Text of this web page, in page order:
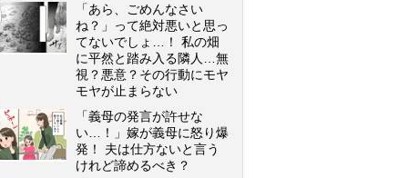
「あら、ごめんなさい
ね？」って絶対悪いと思っ
てないでしょ…！ 私の畑
に平然と踏み入る隣人…無
視？悪意？その行動にモヤ
モヤが止まらない
「義母の発言が許せな
い…！」嫁が義母に怒り爆
発！ 夫は仕方ないと言う
けれど諦めるべき？